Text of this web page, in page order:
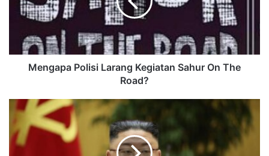
Mengapa Polisi Larang Kegiatan Sahur On The
Road?